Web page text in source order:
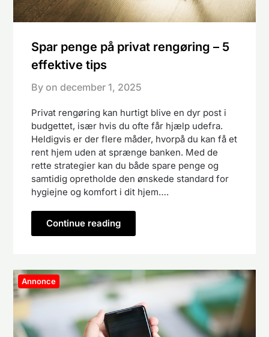
Spar penge på privat rengøring – 5
effektive tips
By on december 1, 2025
Privat rengøring kan hurtigt blive en dyr post i
budgettet, især hvis du ofte får hjælp udefra.
Heldigvis er der flere måder, hvorpå du kan få et
rent hjem uden at sprænge banken. Med de
rette strategier kan du både spare penge og
samtidig opretholde den ønskede standard for
hygiejne og komfort i dit hjem….
Continue reading
Annonce